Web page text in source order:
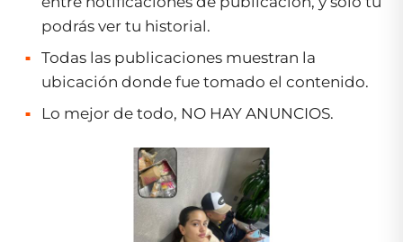
podrás ver tu historial.
Todas las publicaciones muestran la
ubicación donde fue tomado el contenido.
Lo mejor de todo, NO HAY ANUNCIOS.